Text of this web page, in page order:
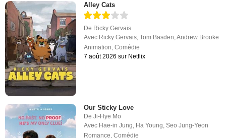
Alley Cats
De Ricky Gervais
Avec Ricky Gervais,Tom Basden,Andrew Brooke
Animation,Comédie
7 août 2026 sur Netflix
Our Sticky Love
DeJi-Hye Mo
Avec Hae-in Jung Ha Young ,Seo Jung-Yeon
Romance ,Comédie